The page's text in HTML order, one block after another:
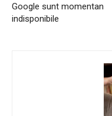
Google sunt momentan
indisponibile